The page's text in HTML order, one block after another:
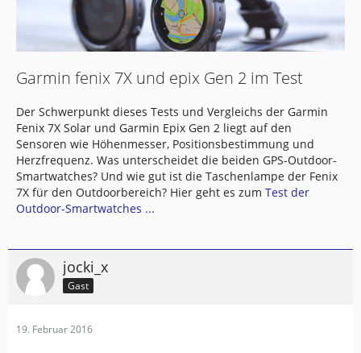
Garmin fenix 7X und epix Gen 2 im Test
Der Schwerpunkt dieses Tests und Vergleichs der Garmin
Fenix 7X Solar und Garmin Epix Gen 2 liegt auf den
Sensoren wie Höhenmesser, Positionsbestimmung und
Herzfrequenz. Was unterscheidet die beiden GPS-Outdoor-
Smartwatches? Und wie gut ist die Taschenlampe der Fenix
7X für den Outdoorbereich? Hier geht es zum Test der
Outdoor-Smartwatches ...
jocki_x
Gast
19. Februar 2016